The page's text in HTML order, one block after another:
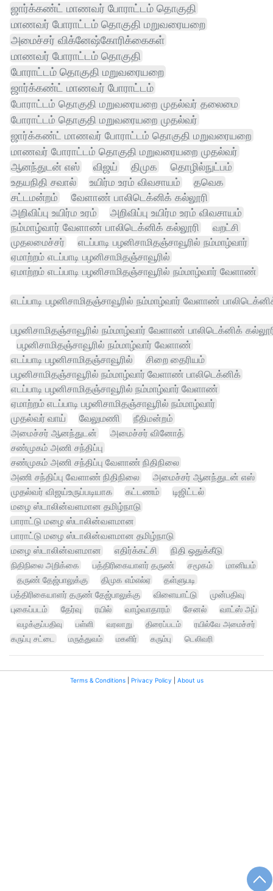
ஜார்க்கண்ட் மாணவர் போராட்டம் தொகுதி
மாணவர் போராட்டம் தொகுதி மறுவரையறை
அமைச்சர் விக்னேஷ்கோரிக்கைகள்
மாணவர் போராட்டம் தொகுதி
போராட்டம் தொகுதி மறுவரையறை
ஜார்க்கண்ட் மாணவர் போராட்டம்
போராட்டம் தொகுதி மறுவரையறை முதல்வர் தலைமை
போராட்டம் தொகுதி மறுவரையறை முதல்வர்
ஜார்க்கண்ட் மாணவர் போராட்டம் தொகுதி மறுவரையறை
மாணவர் போராட்டம் தொகுதி மறுவரையறை முதல்வர்
ஆனந்துடன் எஸ்
விஜய் திமுக
தொழில்நுட்பம்
உதயநிதி சவால்
உயிர்ம உரம் விவசாயம்
தவெக
சட்டமன்றம்
வேளாண் பாலிடெக்னிக் கல்லூரி
அறிவிப்பு உயிர்ம உரம்
அறிவிப்பு உயிர்ம உரம் விவசாயம்
நம்மாழ்வார் வேளாண் பாலிடெக்னிக் கல்லூரி
வறட்சி
முதலமைச்சர்
எடப்பாடி பழனிசாமிதஞ்சாவூரில் நம்மாழ்வார்
ஏமாற்றம் எடப்பாடி பழனிசாமிதஞ்சாவூரில்
ஏமாற்றம் எடப்பாடி பழனிசாமிதஞ்சாவூரில் நம்மாழ்வார் வேளாண்
எடப்பாடி பழனிசாமிதஞ்சாவூரில் நம்மாழ்வார் வேளாண்
பழனிசாமிதஞ்சாவூரில் நம்மாழ்வார் வேளாண் பாலிடெக்னிக்
பழனிசாமிதஞ்சாவூரில் நம்மாழ்வார் வேளாண்
எடப்பாடி பழனிசாமிதஞ்சாவூரில்
சிறை தைரியம்
பழனிசாமிதஞ்சாவூரில் நம்மாழ்வார் வேளாண் பாலிடெக்னிக்
எடப்பாடி பழனிசாமிதஞ்சாவூரில் நம்மாழ்வார் வேளாண்
ஏமாற்றம் எடப்பாடி பழனிசாமிதஞ்சாவூரில் நம்மாழ்வார்
முதல்வர் வாய்
வேலுமணி
நீதிமன்றம்
அமைச்சர் ஆனந்துடன்
அமைச்சர் வினோத்
சண்முகம் அணி சந்திப்பு
சண்முகம் அணி சந்திப்பு வேளாண் நிதிநிலை
அணி சந்திப்பு வேளாண் நிதிநிலை
அமைச்சர் ஆனந்துடன் எஸ்
முதல்வர் விஜய்உருப்படியாக
கட்டணம்
டிஜிட்டல்
மழை ஸ்டாலின்வளமான தமிழ்நாடு
பாராட்டு மழை ஸ்டாலின்வளமான
பாராட்டு மழை ஸ்டாலின்வளமான தமிழ்நாடு
மழை ஸ்டாலின்வளமான
எதிர்க்கட்சி நிதி ஒதுக்கீடு
நிதிநிலை அறிக்கை பத்திரிகையாளர் தருண் சமூகம்
மானியம்
தருண் தேஜ்பாலுக்கு
திமுக எம்எல்ஏ
தள்ளுபடி
பத்திரிகையாளர் தருண் தேஜ்பாலுக்கு
விளையாட்டு
முன்பதிவு
புகைப்படம்
தேர்வு ரயில் வாழ்வாதாரம் சேனல்
வாட்ஸ் அப்
வழக்குப்பதிவு
பள்ளி வரலாறு திரைப்படம்
ரயில்வே அமைச்சர்
கருப்பு சட்டை
மருத்துவம் மகளிர் கரும்பு டெலிவரி
Terms & Conditions| Privacy Policy About us